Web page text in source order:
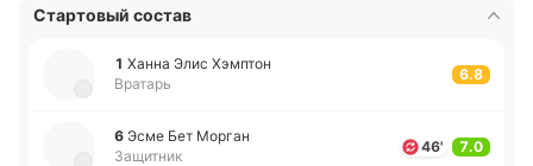
Стартовый состав
1 Ханна Элис Хэ­мптон
Вратарь
6.8
6 Эсме Бет Морган
Защитник
46' 7.0